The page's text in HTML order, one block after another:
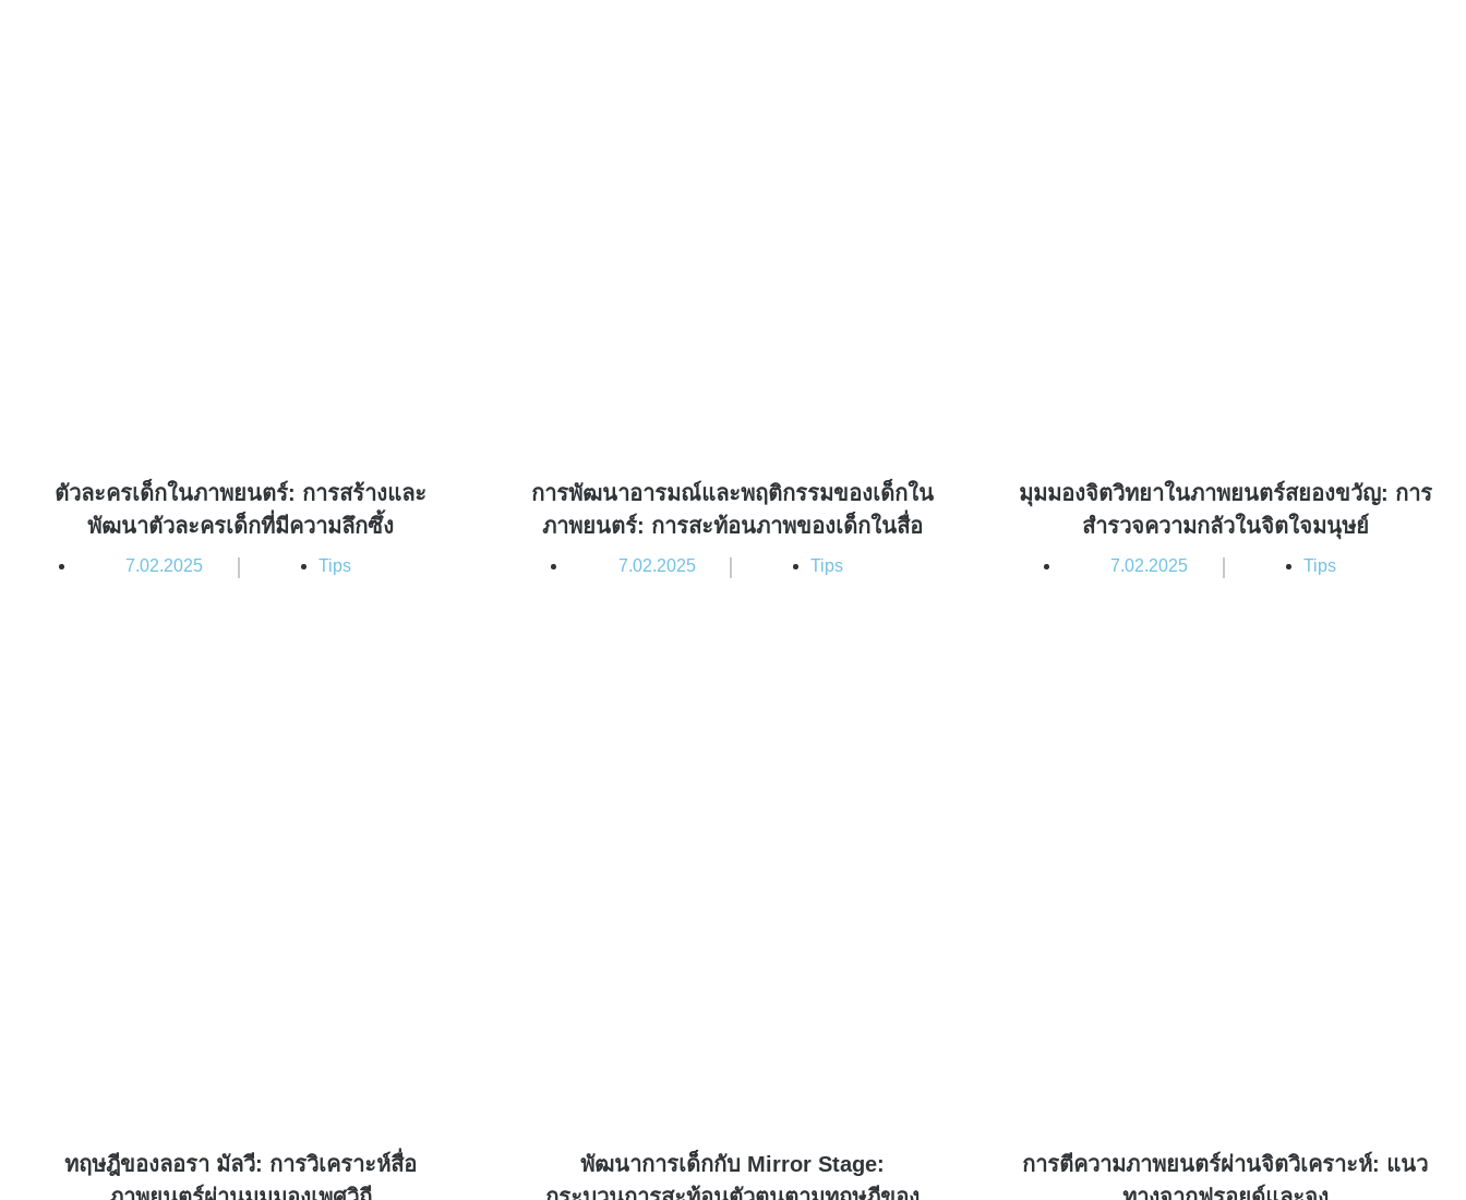
ตัวละครเด็กในภาพยนตร์: การสร้างและ
พัฒนาตัวละครเด็กที่มีความลึกซึ้ง
7.02.2025 | Tips
การพัฒนาอารมณ์และพฤติกรรมของเด็กใน
ภาพยนตร์: การสะท้อนภาพของเด็กในสื่อ
7.02.2025 | Tips
มุมมองจิตวิทยาในภาพยนตร์สยองขวัญ: การ
สำรวจความกลัวในจิตใจมนุษย์
7.02.2025 | Tips
ทฤษฎีของลอรา มัลวี: การวิเคราะห์สื่อ
พัฒนาการเด็กกับ Mirror Stage:
การตีความภาพยนตร์ผ่านจิตวิเคราะห์: แนว